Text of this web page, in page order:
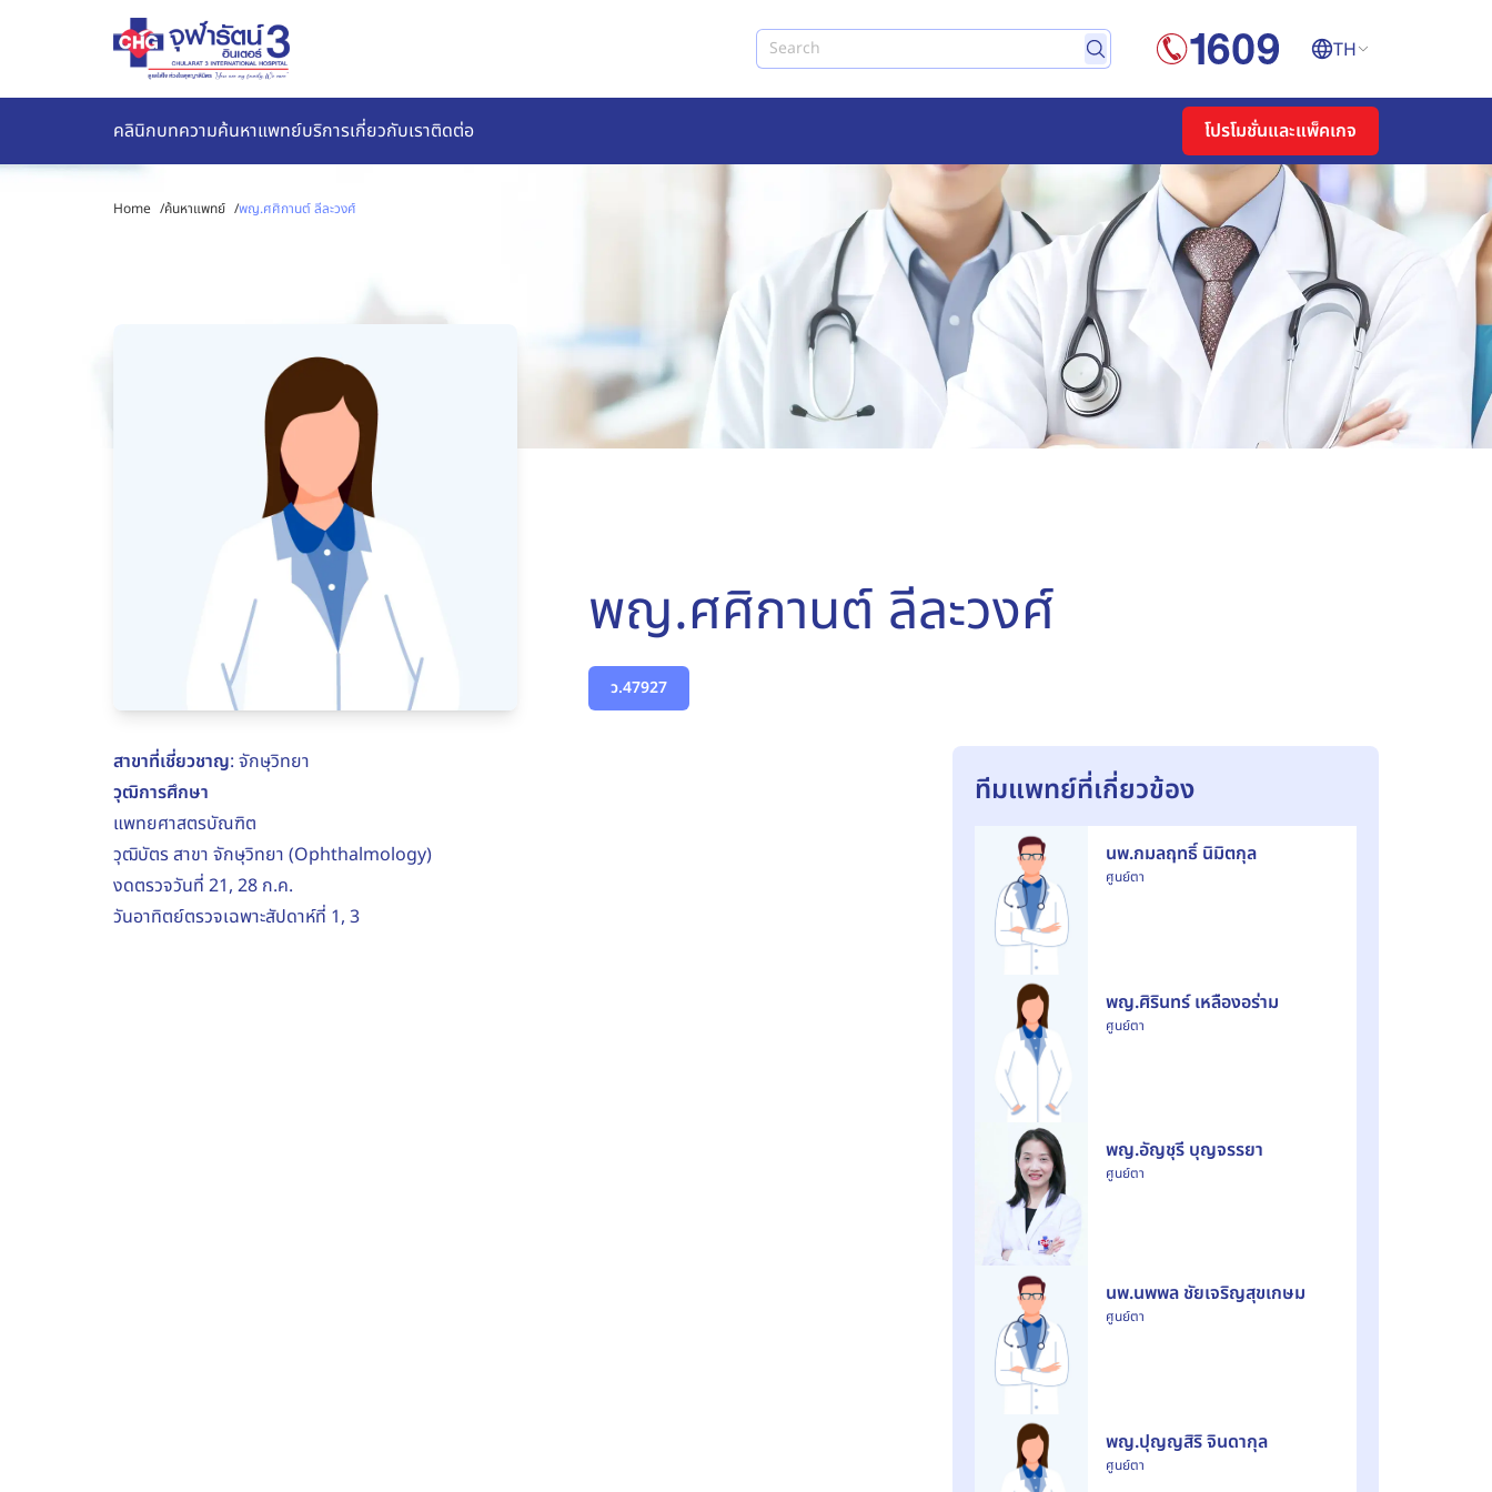
Search TH
คลินิกบทความค้นหาแพทย์บริการเกี่ยวกับเราติดต่อ โปรโมชั่นและแพ็คเกจ
Home /ค้นหาแพทย์ /พญ.ศศิกานต์ ลีละวงศ์
พญ.ศศิกานต์ ลีละวงศ์
ว.47927
สาขาที่เชี่ยวชาญ: จักษุวิทยา
วุฒิการศึกษา
แพทยศาสตรบัณฑิต
วุฒิบัตร สาขา จักษุวิทยา (Ophthalmology)
งดตรวจวันที่ 21, 28 ก.ค.
วันอาทิตย์ตรวจเฉพาะสัปดาห์ที่ 1, 3
ทีมแพทย์ที่เกี่ยวข้อง
นพ.กมลฤทธิ์ นิมิตกุล
ศูนย์ตา
พญ.ศิรินทร์ เหลืองอร่าม
ศูนย์ตา
พญ.อัญชุรี บุญจรรยา
ศูนย์ตา
นพ.นพพล ชัยเจริญสุขเกษม
ศูนย์ตา
พญ.ปุญญสิริ จินดากุล
ศูนย์ตา